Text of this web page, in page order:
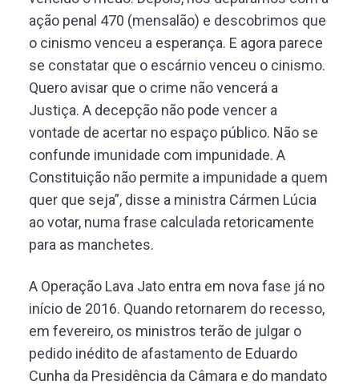
ação penal 470 (mensalão) e descobrimos que
o cinismo venceu a esperança. E agora parece
se constatar que o escárnio venceu o cinismo.
Quero avisar que o crime não vencerá a
Justiça. A decepção não pode vencer a
vontade de acertar no espaço público. Não se
confunde imunidade com impunidade. A
Constituição não permite a impunidade a quem
quer que seja”, disse a ministra Cármen Lúcia
ao votar, numa frase calculada retoricamente
para as manchetes.
A Operação Lava Jato entra em nova fase já no
início de 2016. Quando retornarem do recesso,
em fevereiro, os ministros terão de julgar o
pedido inédito de afastamento de Eduardo
Cunha da Presidência da Câmara e do mandato